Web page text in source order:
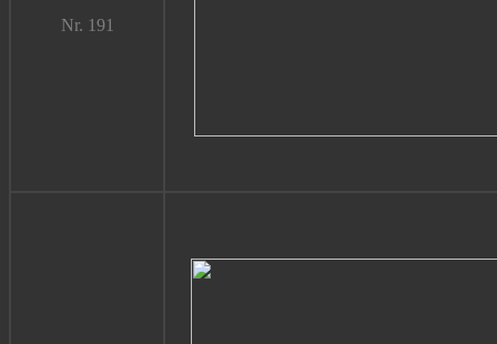
Nr. 191